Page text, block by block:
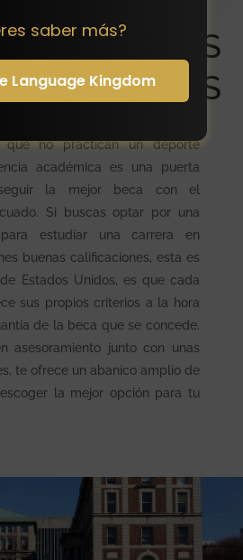
ACADÉMICAS
UNIDOS
que no practican un deporte
académica es una puerta
la mejor beca con el
Si buscas optar por una
estudiar una carrera en
buenas calificaciones, esta es
Estados Unidos, es que cada
sus propios criterios a la hora
de la beca que se concede.
asesoramiento junto con unas
te ofrece un abanico amplio de
la mejor opción para tu
saber más?
Language Kingdom